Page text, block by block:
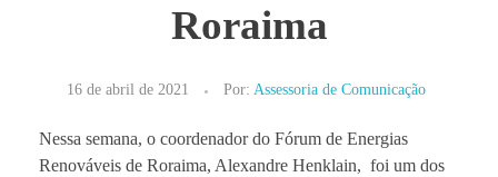
Roraima
16 de abril de 2021 Por: Assessoria de Comunicação
Nessa semana, o coordenador do Fórum de Energias
Renováveis de Roraima, Alexandre Henklain, foi um dos